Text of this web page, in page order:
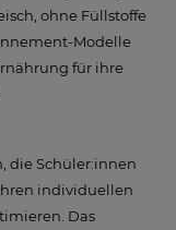
ohne Füllstoffe
Modelle
für ihre
die Schüler:innen
individuellen
Das